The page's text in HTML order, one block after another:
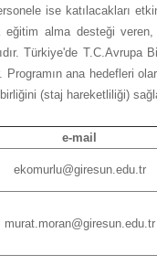
ise katılacakları
alma desteği veren,
Türkiye'de T.C.Avrupa
Programın ana hedefleri
(staj hareketliliği)
e-mail
ekomurlu@giresun.edu.tr
murat.moran@giresun.edu.tr